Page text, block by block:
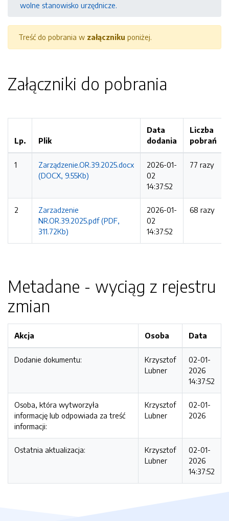
wolne stanowisko urzędnicze.
Treść do pobrania w załączniku poniżej.
Załączniki do pobrania
Lp. Plik
Data
dodania
Liczba
pobrań
1
Zarządzenie.OR.39.2025.docx
(DOCX, 9.55Kb)
2026-01-
02
14:37:52
77 razy
2
Zarzadzenie
NR.OR.39.2025.pdf (PDF,
311.72Kb)
2026-01-
02
14:37:52
68 razy
Metadane - wyciąg z rejestru
zmian
Akcja Osoba Data
Dodanie dokumentu:
Krzysztof
Lubner
02-01-
2026
14:37:52
Osoba, która wytworzyła
informację lub odpowiada za treść
informacji:
Krzysztof
Lubner
02-01-
2026
Ostatnia aktualizacja:
Krzysztof
Lubner
02-01-
2026
14:37:52